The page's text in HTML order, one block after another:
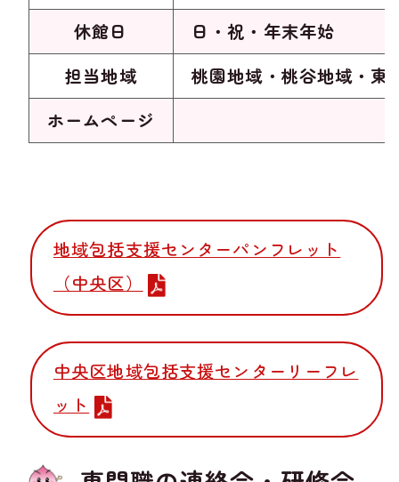
休館日
日・祝・年末年始
担当地域
桃園地域・桃谷地域・東
ホームページ
地域包括支援センターパンフレット
（中央区）
中央区地域包括支援センターリーフレ
ット